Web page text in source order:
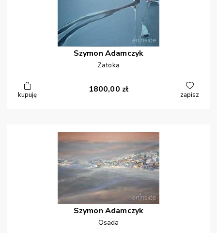
Szymon Adamczyk
Zatoka
kupuję
1800,00 zł
zapisz
Szymon Adamczyk
Osada